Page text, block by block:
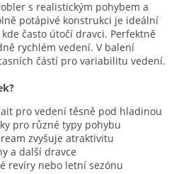
s realistickým pohybem a
potápivé konstrukci je ideální
často útočí dravci. Perfektně
rychlém vedení. V balení
částí pro variabilitu vedení.
pro vedení těsně pod hladinou
pro různé typy pohybu
zvyšuje atraktivitu
a další dravce
revíry nebo letní sezónu